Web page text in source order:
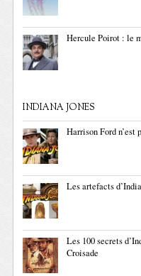
Hercule Poirot : le
INDIANA JONES
Harrison Ford n’est
Les artefacts
Les 100 secrets
Croisade